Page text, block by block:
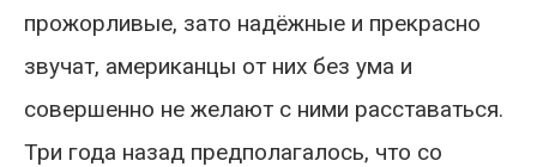
прожорливые, зато надёжные и прекрасно
звучат, американцы от них без ума и
совершенно не желают с ними расставаться.
Три года назад предполагалось, что со